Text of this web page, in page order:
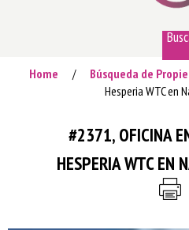
Home / Búsqueda de
Hesperia WTC en
#2371, OFICINA
HESPERIA WTC EN